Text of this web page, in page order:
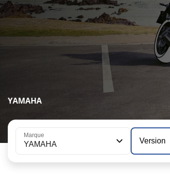
YAMAHA
Marque
YAMAHA Version